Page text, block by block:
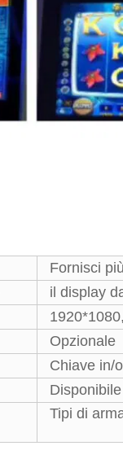
Fornisci
il display
Opzionale
Chiave in/
Disponibile
Tipi di